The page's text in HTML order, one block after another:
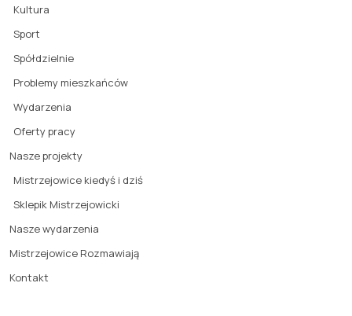
Kultura
Sport
Spółdzielnie
Problemy mieszkańców
Wydarzenia
Oferty pracy
Nasze projekty
Mistrzejowice kiedyś i dziś
Sklepik Mistrzejowicki
Nasze wydarzenia
Mistrzejowice Rozmawiają
Kontakt